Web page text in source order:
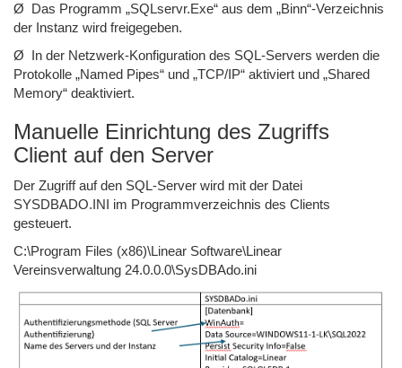
Ø Das Programm „SQLservr.Exe“ aus dem „Binn“-Verzeichnis
der Instanz wird freigegeben.
Ø In der Netzwerk-Konfiguration des SQL-Servers werden die
Protokolle „Named Pipes“ und „TCP/IP“ aktiviert und „Shared
Memory“ deaktiviert.
Manuelle Einrichtung des Zugriffs
Client auf den Server
Der Zugriff auf den SQL-Server wird mit der Datei
SYSDBADO.INI im Programmverzeichnis des Clients
gesteuert.
C:\Program Files (x86)\Linear Software\Linear
Vereinsverwaltung 24.0.0.0\SysDBAdo.ini